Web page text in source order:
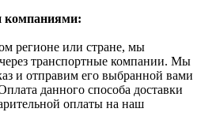
компаниями:
регионе или стране, мы
транспортные компании. Мы
и отправим его выбранной вами
данного способа доставки
оплаты на наш